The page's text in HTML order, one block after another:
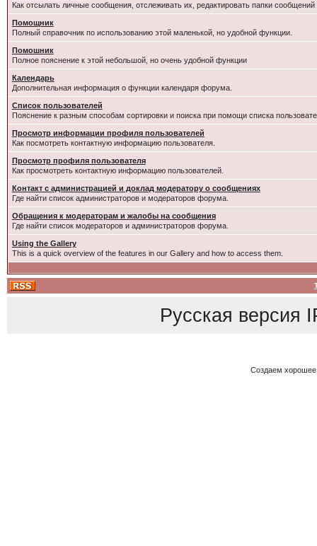
Как отсылать личные сообщения, отслеживать их, редактировать папки
Помощник
Полный справочник по использованию этой маленькой, но удобной функции.
Помошник
Полное пояснение к этой небольшой, но очень удобной функции
Календарь
Дополнительная информация о функции календаря форума.
Список пользователей
Пояснение к разным способам сортировки и поиска при помощи списка
Просмотр информации профиля пользователей
Как посмотреть контактную информацию пользователя.
Просмотр профиля пользователя
Как просмотреть контактную информацию пользователей.
Контакт с администрацией и доклад модератору о сообщениях
Где найти список администраторов и модераторов форума.
Обращения к модераторам и жалобы на сообщения
Где найти список модераторов и администраторов форума.
Using the Gallery
This is a quick overview of the features in our Gallery and how to access them.
Русская версия
Создаем